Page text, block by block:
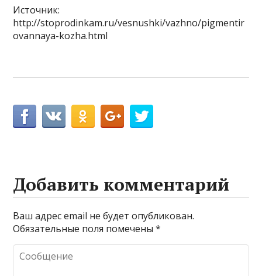
Источник:
http://stoprodinkam.ru/vesnushki/vazhno/pigmentir
ovannaya-kozha.html
Добавить комментарий
Ваш адрес email не будет опубликован.
Обязательные поля помечены*